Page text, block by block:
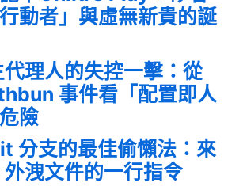
行動者」與虛無新貴的誕
理人的失控一擊：從
事件看「配置即人
險
分支的最佳偷懶法：來
外洩文件的一行指令